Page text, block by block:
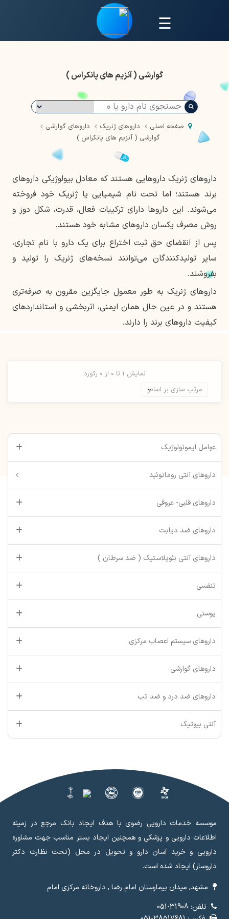
☰
گوارشی ( آنزیم های پانکراس )
صفحه اصلی داروهای ژنریک
داروهای گوارشی
گوارشی ( آنزیم های پانکراس )
داروهای ژنریک داروهایی هستند که معادل بیولوژیکی داروهای
برند هستند؛ اما تحت نام شیمیایی یا ژنریک خود فروخته
می‌شوند. این داروها دارای ترکیبات فعال، قدرت، شکل دوز و
روش مصرف یکسان داروهای مشابه خود هستند.
پس از انقضای حق ثبت اختراع برای یک دارو با نام تجاری،
سایر تولیدکنندگان می‌توانند نسخه‌های ژنریک را تولید و
بفروشند.
داروهای ژنریک به طور معمول جایگزین مقرون به صرفه‌تری
هستند و در عین حال همان ایمنی، اثربخشی و استانداردهای
کیفیت داروهای برند را دارند.
نمایش 1 تا 0 از 0 رکورد
عوامل ایمونولوژیک
داروهای آنتی روماتوئید
داروهای قلبی- عروقی
داروهای ضد دیابت
داروهای آنتی نئوپلاستیک ( ضد سرطان )
تنفسی
پوستی
داروهای سیستم اعصاب مرکزی
داروهای گوارشی
داروهای ضد درد و ضد تب
آنتی بیوتیک
موسسه خدمات دارویی رضوی با هدف ایجاد بانک مرجع در زمینه
اطلاعات دارویی و پزشکی و همچنین ایجاد بستر مناسب جهت مشاوره
دارویی و خرید آسان دارو و تحویل در محل (تحت نظارت دکتر
داروساز) ایجاد شده است.
مشهد, میدان بیمارستان امام رضا , داروخانه مرکزی امام
تلفن: 31908-051